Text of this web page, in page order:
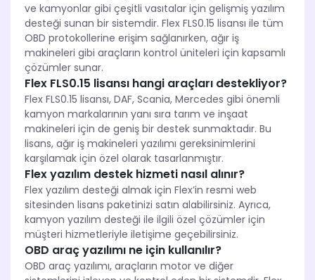
ve kamyonlar gibi çeşitli vasıtalar için gelişmiş yazılım
desteği sunan bir sistemdir. Flex FLS0.15 lisansı ile tüm
OBD protokollerine erişim sağlanırken, ağır iş
makineleri gibi araçların kontrol üniteleri için kapsamlı
çözümler sunar.
Flex FLS0.15 lisansı hangi araçları destekliyor?
Flex FLS0.15 lisansı, DAF, Scania, Mercedes gibi önemli
kamyon markalarının yanı sıra tarım ve inşaat
makineleri için de geniş bir destek sunmaktadır. Bu
lisans, ağır iş makineleri yazılımı gereksinimlerini
karşılamak için özel olarak tasarlanmıştır.
Flex yazılım destek hizmeti nasıl alınır?
Flex yazılım desteği almak için Flex’in resmi web
sitesinden lisans paketinizi satın alabilirsiniz. Ayrıca,
kamyon yazılım desteği ile ilgili özel çözümler için
müşteri hizmetleriyle iletişime geçebilirsiniz.
OBD araç yazılımı ne için kullanılır?
OBD araç yazılımı, araçların motor ve diğer